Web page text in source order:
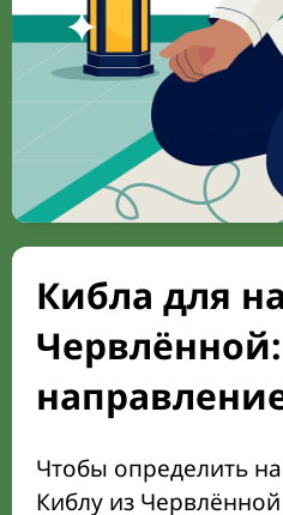
Кибла для
Червлённой:
Чтобы определить
Киблу из